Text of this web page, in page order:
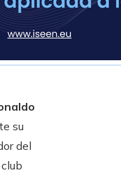
su
del